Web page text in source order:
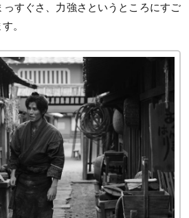
すぐさ、力強さというところにすご
。